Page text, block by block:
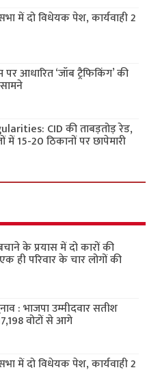
में दो विधेयक पेश, कार्यवाही 2
आधारित ‘जॉब ट्रैफिकिंग’ की
CID की ताबड़तोड़ रेड,
15-20 ठिकानों पर छापेमारी
के प्रयास में दो कारों की
ही परिवार के चार लोगों की
: भाजपा उम्मीदवार सतीश
वोटों से आगे
में दो विधेयक पेश, कार्यवाही 2